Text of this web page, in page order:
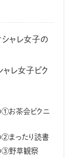
シャレ女子の
レ女子ピク
①お茶会ピクニ
まったり読書
③野草観察